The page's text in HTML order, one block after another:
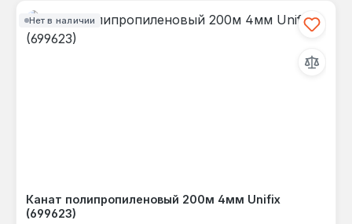
Нет в наличии
Канат полипропиленовый 200м 4мм Unifix
(699623)